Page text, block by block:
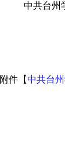
中共台州
附件【中共台